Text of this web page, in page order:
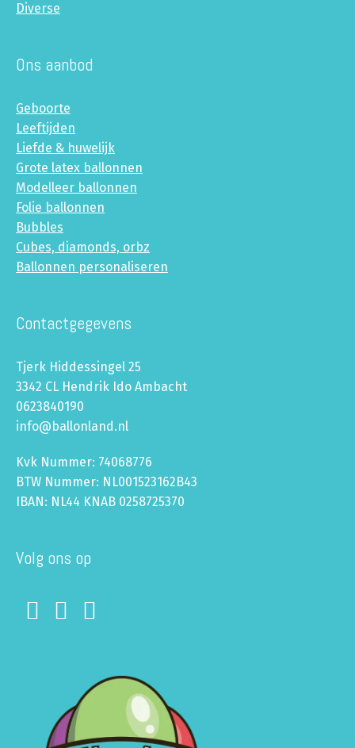
Diverse
Ons aanbod
Geboorte
Leeftijden
Liefde & huwelijk
Grote latex ballonnen
Modelleer ballonnen
Folie ballonnen
Bubbles
Cubes, diamonds, orbz
Ballonnen personaliseren
Contactgegevens
Tjerk Hiddessingel 25
3342 CL Hendrik Ido Ambacht
0623840190
info@ballonland.nl
Kvk Nummer: 74068776
BTW Nummer: NL001523162B43
IBAN: NL44 KNAB 0258725370
Volg ons op